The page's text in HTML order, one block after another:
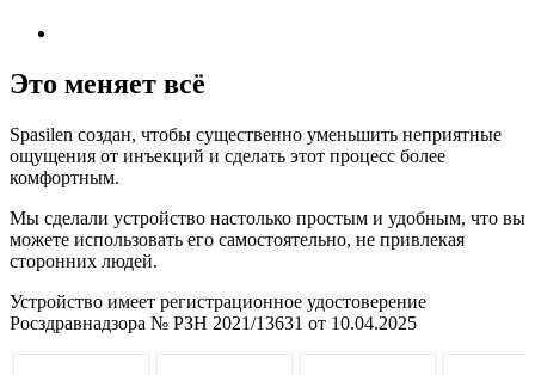
Это меняет всё
Spasilen создан, чтобы существенно уменьшить неприятные
ощущения от инъекций и сделать этот процесс более
комфортным.
Мы сделали устройство настолько простым и удобным, что вы
можете использовать его самостоятельно, не привлекая
сторонних людей.
Устройство имеет регистрационное удостоверение
Росздравнадзора № РЗН 2021/13631 от 10.04.2025